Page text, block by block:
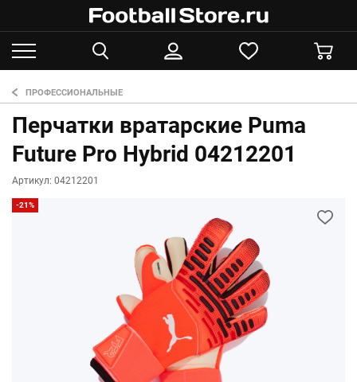
ПРОФЕССИОНАЛЬНЫЕ
Перчатки вратарские Puma
Future Pro Hybrid 04212201
Артикул: 04212201
-21%